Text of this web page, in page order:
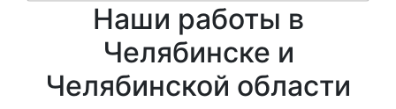
Наши работы в
Челябинске и
Челябинской области